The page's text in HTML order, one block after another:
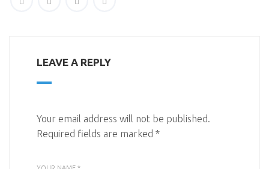
LEAVE A REPLY
Your email address will not be published.
Required fields are marked *